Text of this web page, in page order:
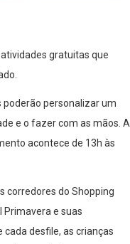
gratuitas que
poderão personalizar um
e o fazer com as mãos. A
acontece de 13h às
corredores do Shopping
Primavera e suas
desfile, as crianças